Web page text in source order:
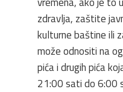
zdravlja, zaštite
kulturne baštine ili
može odnositi na
pića i drugih pića
21:00 sati do 6:00